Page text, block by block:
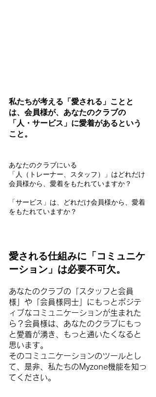
私たちが考える「愛される」ことと
は、会員様が、あなたのクラブの
「人・サービス」に愛着があるという
こと。
あなたのクラブにいる
「人（トレーナー、スタッフ）」はどれだけ
会員様から、愛着をもたれていますか？
「サービス」は、どれだけ会員様から、愛着
をもたれていますか？
愛される仕組みに「コミュニケ
ーション」は必要不可欠。
あなたのクラブの「スタッフと会員
様」や「会員様同士」にもっとポジテ
ィブなコミュニケーションが生まれた
ら？会員様は、あなたのクラブにもっ
と愛着が湧き、もっと通いたくなると
思います。
そのコミュニケーションのツールとし
て、是非、私たちのMyzone機能を知っ
てください。